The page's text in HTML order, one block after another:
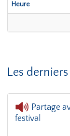
Heure
Les
Partage
festival